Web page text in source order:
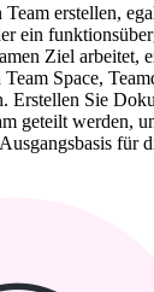
erstellen,
ein
Ziel arbeitet,
Space,
Erstellen Sie
geteilt werden,
für